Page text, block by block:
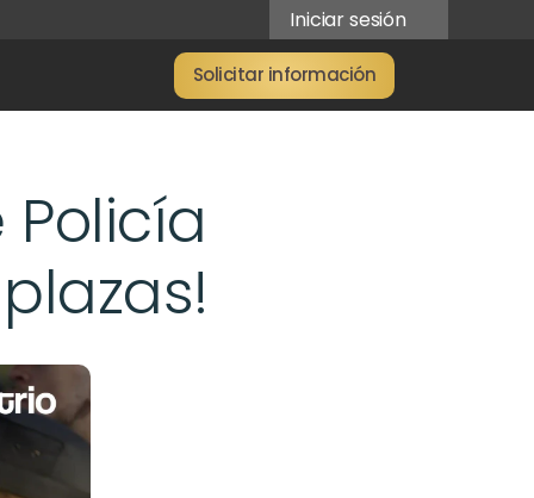
Iniciar sesión
Solicitar información